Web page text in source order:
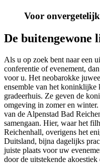
Voor
De buitengewone
Als u op zoek bent naar een
conferentie of evenement,
voor u. Het neobarokke
ensemble van het koninklijke
gradeerhuis. Ze geven de
omgeving in zomer en
van de Alpenstad Bad
samengaan. Hier, waar het
Reichenhall, overigens het
Duitsland, bijna dagelijks
juiste plaats voor uw
door de uitstekende